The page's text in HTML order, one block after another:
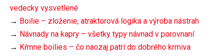
vedecky vysvetlené
→ Boilie – zloženie, atraktorová logika a výroba nástrah
→ Návnady na kapry – všetky typy návnad v porovnaní
→ Kŕmne boilies – čo naozaj patrí do dobrého krmiva